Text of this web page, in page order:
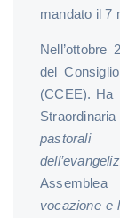
mandato il 7
Nell’ottobre
del
(CCEE). Ha
vocazione e